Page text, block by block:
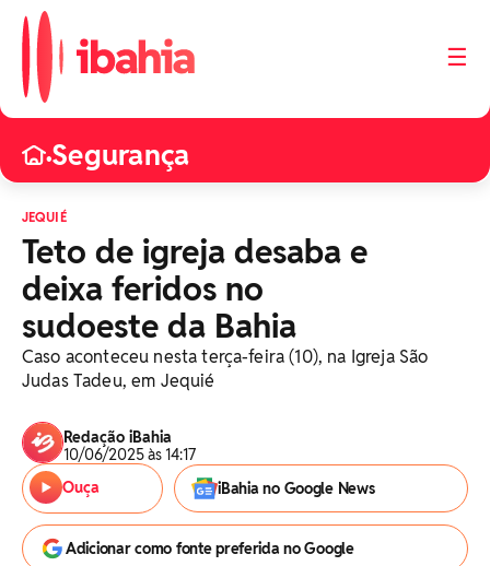
☰
•Segurança
JEQUIÉ
Teto de igreja desaba e
deixa feridos no
sudoeste da Bahia
Caso aconteceu nesta terça-feira (10), na Igreja São
Judas Tadeu, em Jequié
Redação iBahia
10/06/2025 às 14:17
Ouça
iBahia no Google News
Adicionar como fonte preferida no Google